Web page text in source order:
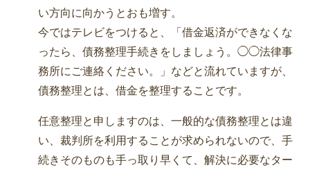
い方向に向かうとおも増す。
今ではテレビをつけると、「借金返済ができなくな
ったら、債務整理手続きをしましょう。◯◯法律事
務所にご連絡ください。」などと流れていますが、
債務整理とは、借金を整理することです。
任意整理と申しますのは、一般的な債務整理とは違
い、裁判所を利用することが求められないので、手
続きそのものも手っ取り早くて、解決に必要なター